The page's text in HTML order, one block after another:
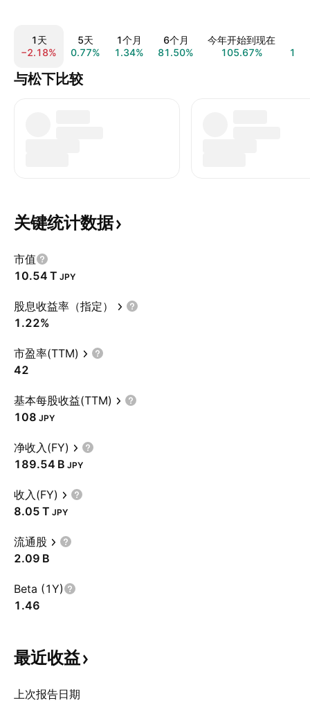
1天
−2.18%
5天
0.77%
1个月
1.34%
6个月
81.50%
今年开始到现在
105.67%
与松下比较
关键统计数据
市值
‪10.54 T‬ JPY
股息收益率（指定）
1.22%
市盈率(TTM)
42
基本每股收益(TTM)
108 JPY
净收入(FY)
‪189.54 B‬ JPY
收入(FY)
‪8.05 T‬ JPY
流通股
‪2.09 B‬
Beta (1Y)
1.46
最近收益
上次报告日期